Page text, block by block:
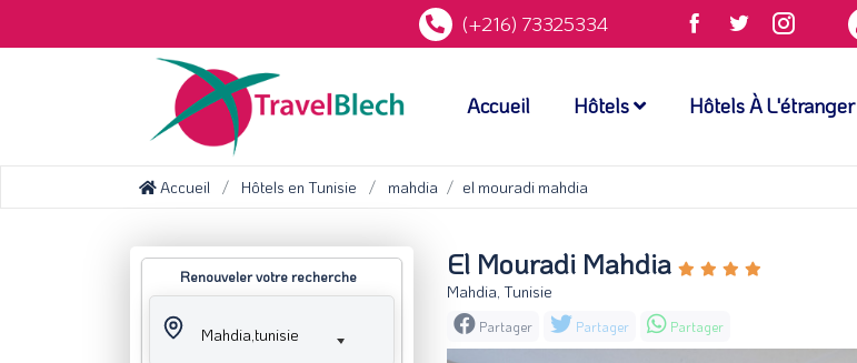
(+216) 73325334
Accueil Hôtels Hôtels À L'étranger
Accueil Hôtels en Tunisie mahdia el mouradi mahdia
Renouveler votre recherche
Mahdia,tunisie
El Mouradi Mahdia
Mahdia, Tunisie
Partager Partager Partager